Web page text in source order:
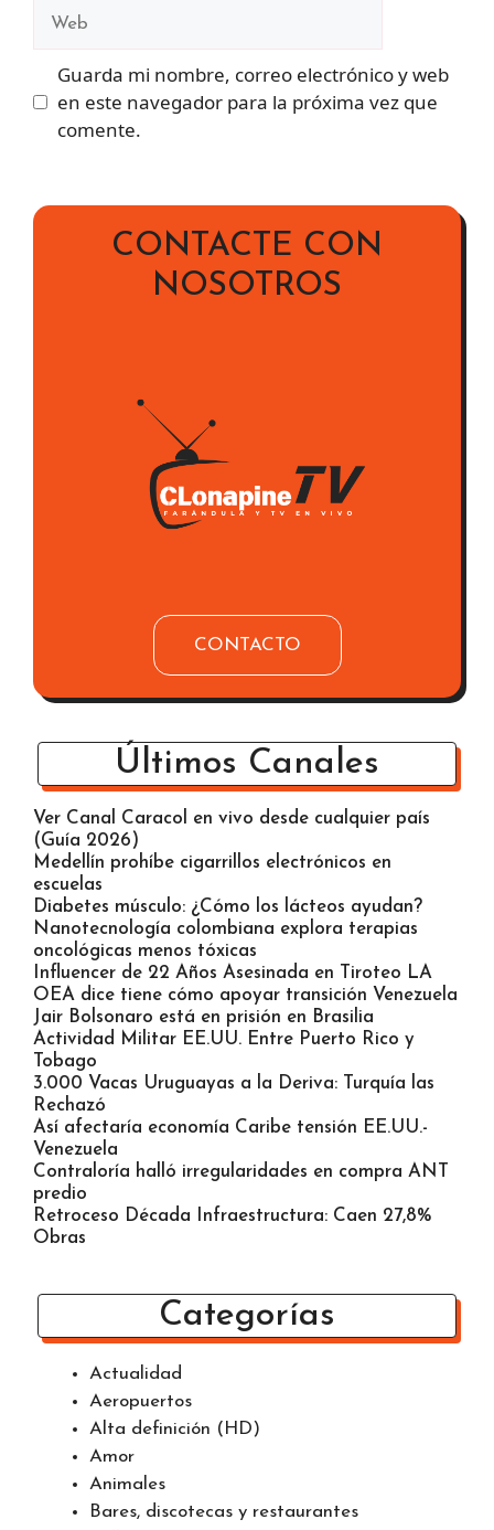
Web
Guarda mi nombre, correo electrónico y web
en este navegador para la próxima vez que
comente.
CONTACTO
Últimos Canales
Ver Canal Caracol en vivo desde cualquier país
(Guía 2026)
Medellín prohíbe cigarrillos electrónicos en
escuelas
Diabetes músculo: ¿Cómo los lácteos ayudan?
Nanotecnología colombiana explora terapias
oncológicas menos tóxicas
Influencer de 22 Años Asesinada en Tiroteo LA
OEA dice tiene cómo apoyar transición Venezuela
Jair Bolsonaro está en prisión en Brasilia
Actividad Militar EE.UU. Entre Puerto Rico y
Tobago
3.000 Vacas Uruguayas a la Deriva: Turquía las
Rechazó
Así afectaría economía Caribe tensión EE.UU.-
Venezuela
Contraloría halló irregularidades en compra ANT
Obras
Categorías
Actualidad
Aeropuertos
Alta definición (HD)
Amor